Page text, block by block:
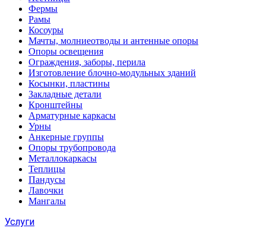
Фермы
Рамы
Косоуры
Мачты, молниеотводы и антенные опоры
Опоры освещения
Ограждения, заборы, перила
Изготовление блочно-модульных зданий
Косынки, пластины
Закладные детали
Кронштейны
Арматурные каркасы
Урны
Анкерные группы
Опоры трубопровода
Металлокаркасы
Теплицы
Пандусы
Лавочки
Мангалы
Услуги